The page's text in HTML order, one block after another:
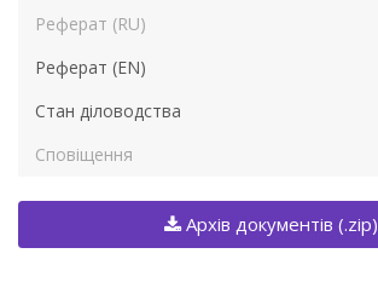
Реферат (RU)
Реферат (EN)
Стан діловодства
Сповіщення
Архів документів (.zip)